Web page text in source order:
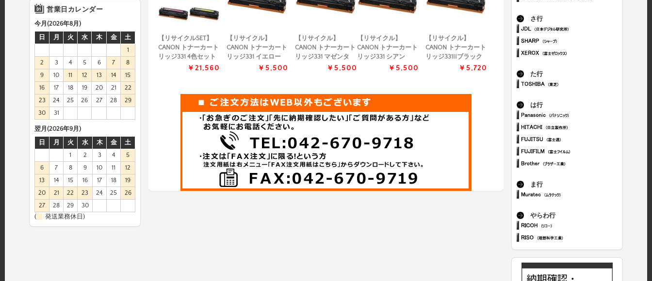
【リサイクルSET】
CANON トナーカート
リッジ331 4色セット
￥21,560
【リサイクル】
CANON トナーカート
リッジ331 イエロー
￥5,500
【リサイクル】
CANON トナーカート
リッジ331 マゼンタ
￥5,500
【リサイクル】
CANON トナーカート
リッジ331 シアン
￥5,500
【リサイクル】
CANON トナーカート
リッジ331IIブラック
￥5,720
さ行
た行
は行
ま行
やらわ行
営業日カレンダー
今月(2026年8月)
日
月 火 水 木 金
土
1
2
3 4 5 6 7
8
9
10 11 12 13 14
15
16
17 18 19 20 21
22
23
24 25 26 27 28
29
30
31
翌月(2026年9月)
日
月 火 水 木 金
土
1
2 3 4
5
6
7 8 9 10 11
12
13
14 15 16 17 18
19
20
21 22 23 24 25
26
27
28 29
30
(
発送業務休日)